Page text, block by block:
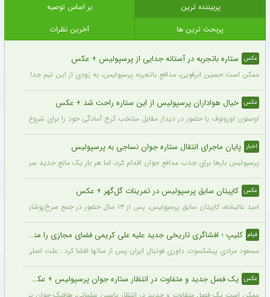
پربیننده ترین
بر اساس توصیه
پربحث ترین ها
آخرین نظرات
عکس ستاره باتجربه در آستانه جدایی از پرسپولیس + عکس
ممکن است حسین ابرقویی، مدافع باتجربه پرسپولیس، به زودی از این تیم جدا شده و
عکس خیال هواداران پرسپولیس از این ستاره راحت شد + عکس
اوستون اورونوف با حضور در دیدار مقابل منتخب کرج آمادگی خود را برای شروع فصل
اخبار پایان ماجرای انتقال ستاره جوان نساجی به پرسپولیس
پرسپولیس بارها برای جذب مدافع جوان اقدام کرد، اما هر بار یک مانع جدید سر راه
عکس کاپیتان سابق پرسپولیس در تمرینات گل‌گهر + عکس
امید عالیشاه، کاپیتان سابق پرسپولیس، پس از ۱۳ سال حضور در جمع سرخ‌پوشان، با پیراهن گل‌گهر در سیرجان دیده شد.
فیلم کلیپ ؛ افشاگری تاریخی جدید علیه علی کریمی فضای مجازی را منفجر کرد + فیلم وایرال شده
مسعود مرادی پیشکسوت داوری فوتبال ایران پس از سالها افشا کرد : علت اصلی اخراج
عکس یک فصل جدید و متفاوت در انتظار ستاره جوان پرسپولیس + عکس
ممکن است یک فصل متفاوت و جدید در انتظار یاسین سلمانی، هافبک جوان پرسپولیس